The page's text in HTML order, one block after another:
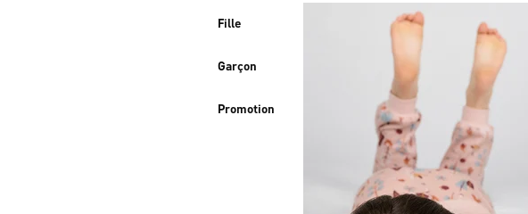
Fille
Garçon
Promotion